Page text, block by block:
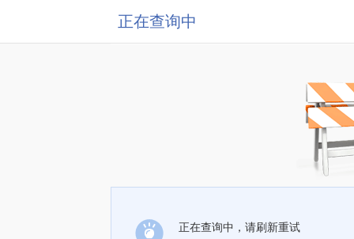
正在查询中
正在查询中，请刷新重试